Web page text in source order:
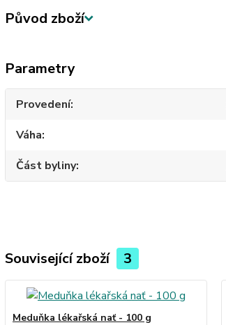
Původ zboží
Parametry
Provedení
Váha
Část byliny
Související zboží 3
Meduňka lékařská nať - 100 g